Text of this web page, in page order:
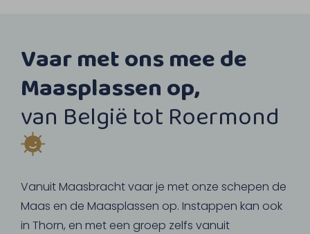
Vaar met ons mee de
Maasplassen op,
van België tot Roermond
Vanuit Maasbracht vaar je met onze schepen de
Maas en de Maasplassen op. Instappen kan ook
in Thorn, en met een groep zelfs vanuit